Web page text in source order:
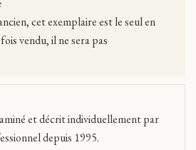
cet exemplaire est le seul en
vendu, il ne sera pas
et décrit individuellement par
depuis 1995.